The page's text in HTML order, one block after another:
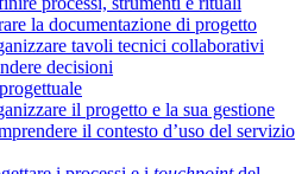
la documentazione di progetto
tavoli tecnici collaborativi
decisioni
il progetto e la sua gestione
il contesto d’uso del servizio